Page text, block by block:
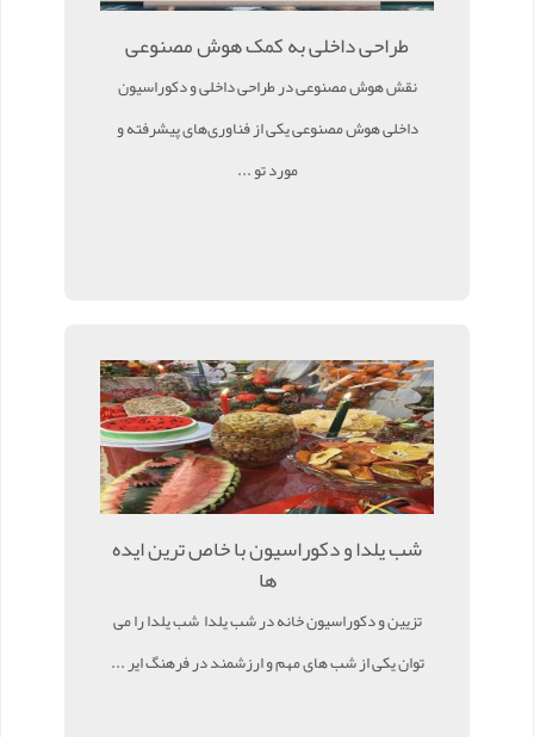
طراحی داخلی به کمک هوش مصنوعی
نقش هوش مصنوعی در طراحی داخلی و دکوراسیون
داخلی هوش مصنوعی یکی از فناوری‌های پیشرفته و
مورد تو ...
شب یلدا و دکوراسیون با خاص ترین ایده
ها
تزیین و دکوراسیون خانه در شب یلدا شب یلدا را می
توان یکی از شب های مهم و ارزشمند در فرهنگ ایر ...